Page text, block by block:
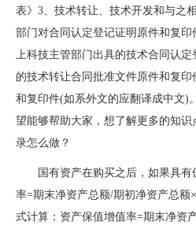
表》3、技术转让、技术开发和
部门对合同认定登记证明原件和复印件
上科技主管部门出具的技术合同认
的技术转让合同批准文件原件和复印
和复印件(如系外文的应翻译成中文
望能够帮助大家，想了解更多的知
录怎么做？
国有资产在购买之后，如果具有
率=期末净资产总额/期初净资产总额
式计算：资产保值增值率=期末净